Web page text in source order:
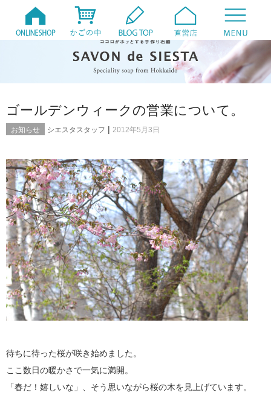
ゴールデンウィークの営業について。
お知らせ シエスタスタッフ | 2012年5月3日
待ちに待った桜が咲き始めました。
ここ数日の暖かさで一気に満開。
「春だ！嬉しいな」、そう思いながら桜の木を見上げています。